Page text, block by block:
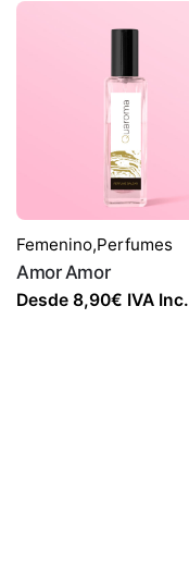
Femenino,Perfumes
Amor Amor
Desde 8,90€ IVA Inc.